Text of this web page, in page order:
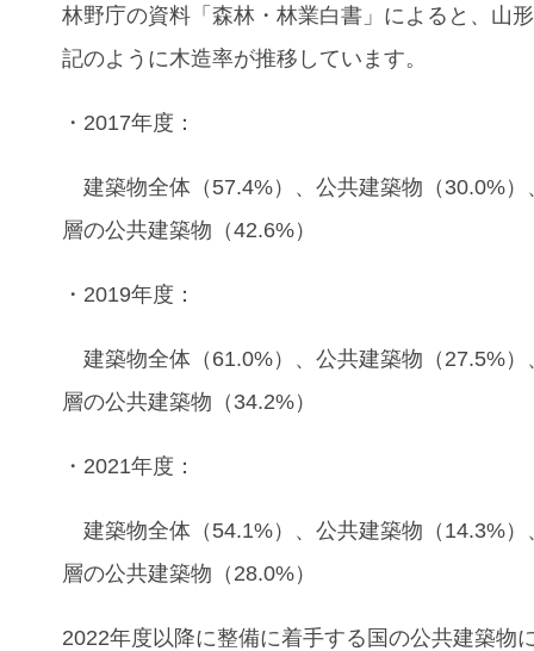
林野庁の資料「森林・林業白書」によると、 山
記のように木造率が推移しています。
・2017年度：
建築物全体（57.4%）、公共建築物（30.0%）
層の公共建築物（42.6%）
・2019年度：
建築物全体（61.0%）、公共建築物（27.5%）
層の公共建築物（34.2%）
・2021年度：
建築物全体（54.1%）、公共建築物（14.3%）
層の公共建築物（28.0%）
2022年度以降に整備に着手する国の公共建築物